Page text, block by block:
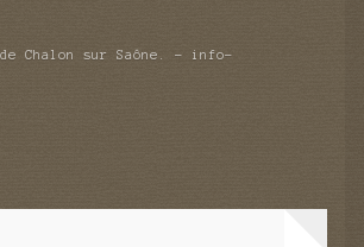
Chalon sur Saône. – info-